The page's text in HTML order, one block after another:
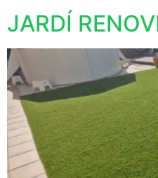
JARDÍ